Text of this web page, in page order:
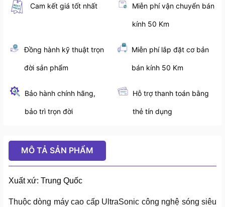
Cam kết giá tốt nhất Miễn phí vận chuyển bán
kính 50 Km
Đồng hành kỹ thuật trọn
đời sản phẩm
Miễn phí lắp đặt cơ bản
bán kính 50 Km
Bảo hành chính hãng,
bảo trì trọn đời
Hỗ trợ thanh toán bằng
thẻ tín dụng
MÔ TẢ SẢN PHẨM
Xuất xứ: Trung Quốc
Thuộc dòng máy cao cấp UltraSonic công nghệ sóng siêu